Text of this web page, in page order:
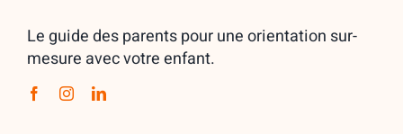
Le guide des parents pour une orientation sur-
mesure avec votre enfant.